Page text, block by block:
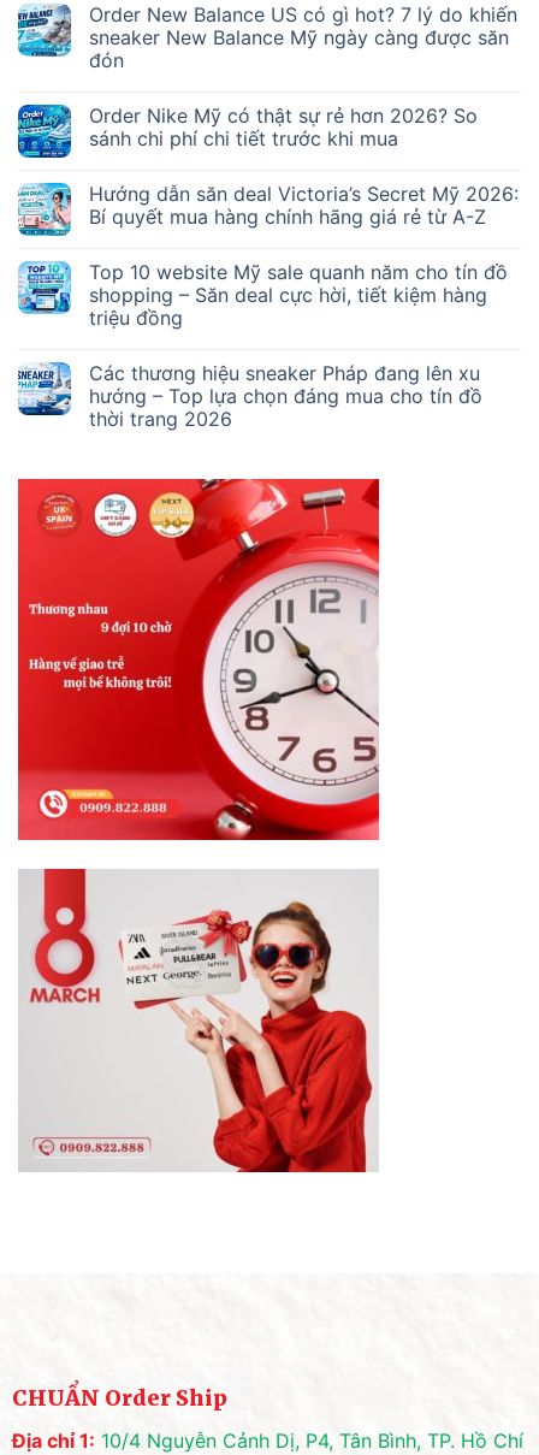
Order New Balance US có gì hot? 7 lý do khiến
sneaker New Balance Mỹ ngày càng được săn
đón
Order Nike Mỹ có thật sự rẻ hơn 2026? So
sánh chi phí chi tiết trước khi mua
Hướng dẫn săn deal Victoria’s Secret Mỹ 2026:
Bí quyết mua hàng chính hãng giá rẻ từ A-Z
Top 10 website Mỹ sale quanh năm cho tín đồ
shopping – Săn deal cực hời, tiết kiệm hàng
triệu đồng
Các thương hiệu sneaker Pháp đang lên xu
hướng – Top lựa chọn đáng mua cho tín đồ
thời trang 2026
CHUẨN Order Ship
Địa chỉ 1: 10/4 Nguyễn Cảnh Dị, P4, Tân Bình, TP. Hồ Chí